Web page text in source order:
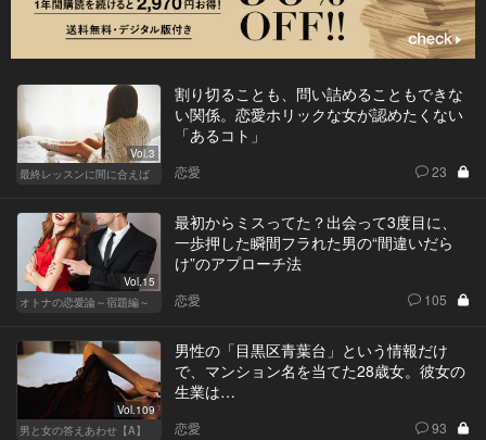
Vol.3
最終レッスンに間に合えば
割り切ることも、問い詰めることもできな
い関係。恋愛ホリックな女が認めたくない
「あるコト」
恋愛 23
Vol.15
オトナの恋愛論～宿題編～
最初からミスってた？出会って3度目に、
一歩押した瞬間フラれた男の“間違いだら
け”のアプローチ法
恋愛 105
Vol.109
男と女の答えあわせ【A】
男性の「目黒区青葉台」という情報だけ
で、マンション名を当てた28歳女。彼女の
生業は…
恋愛 93